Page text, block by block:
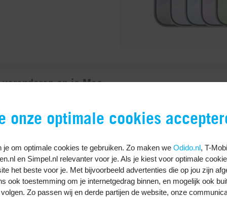
op je Mac
op je Apple ID, waarvan je het wachtwoord bent
en kies
beveiliging.
.
in dat je gebruikt om je Mac te ontgrendelen. Dit is
onze optimale cookies
je om optimale cookies te gebruiken. Zo maken we Odido.nl, T-
en Simpel.nl relevanter voor je. Als je kiest voor optimale
het beste voor je. Met bijvoorbeeld advertenties die op jou zijn
ook toestemming om je internetgedrag binnen, en mogelijk ook
Zo passen wij en derde partijen de website, onze